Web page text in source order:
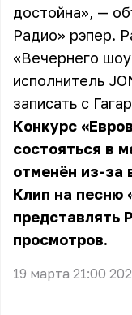
достойна», —
Радио» рэпер.
«Вечернего
исполнитель
записать с
Конкурс
состояться в
отменён из-за
Клип на песню
представлять
просмотров.
19 марта 21:00